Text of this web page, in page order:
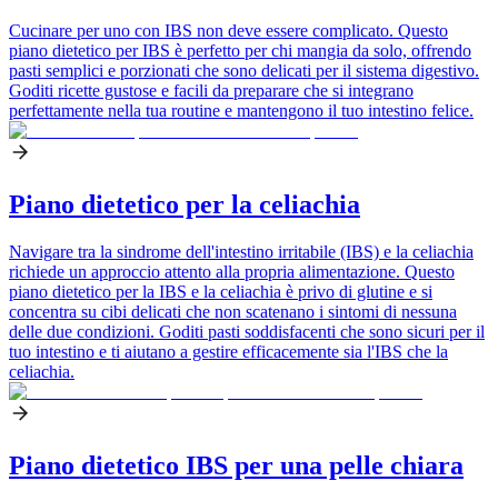
Cucinare per uno con IBS non deve essere complicato. Questo
piano dietetico per IBS è perfetto per chi mangia da solo, offrendo
pasti semplici e porzionati che sono delicati per il sistema digestivo.
Goditi ricette gustose e facili da preparare che si integrano
perfettamente nella tua routine e mantengono il tuo intestino felice.
Piano dietetico per la celiachia
Navigare tra la sindrome dell'intestino irritabile (IBS) e la celiachia
richiede un approccio attento alla propria alimentazione. Questo
piano dietetico per la IBS e la celiachia è privo di glutine e si
concentra su cibi delicati che non scatenano i sintomi di nessuna
delle due condizioni. Goditi pasti soddisfacenti che sono sicuri per il
tuo intestino e ti aiutano a gestire efficacemente sia l'IBS che la
celiachia.
Piano dietetico IBS per una pelle chiara